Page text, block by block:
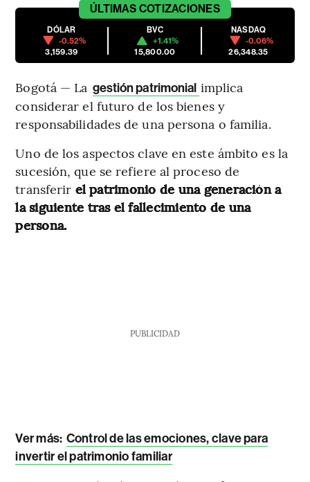
ÚLTIMAS COTIZACIONES
DÓLAR
-0.52%
3,159.39
BVC
+1.41%
15,800.00
NASDAQ
-0.06%
26,348.35
Bogotá — La gestión patrimonial implica
considerar el futuro de los bienes y
responsabilidades de una persona o familia.
Uno de los aspectos clave en este ámbito es la
sucesión, que se refiere al proceso de
transferir el patrimonio de una generación a
la siguiente tras el fallecimiento de una
persona.
PUBLICIDAD
Ver más: Control de las emociones, clave para
invertir el patrimonio familiar